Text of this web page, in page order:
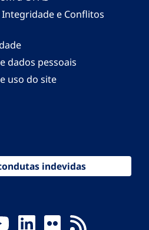
e Conflitos
dados pessoais
uso do site
indevidas